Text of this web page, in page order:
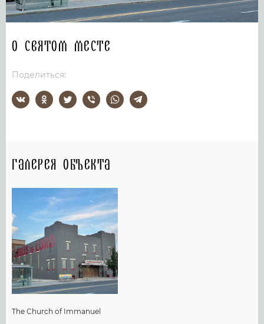
О святом месте
Поделиться:
Галерея объекта
The Church of Immanuel